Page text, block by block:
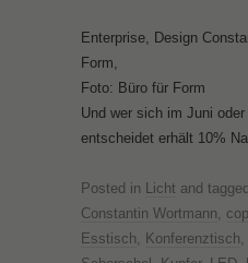
Enterprise, Design
Form,
Foto: Büro für Form
Und wer sich im Juni
entscheidet erhält 10%
Posted in Licht and tagged
Constantin Wortmann,
Esstisch, Konferenztisch,